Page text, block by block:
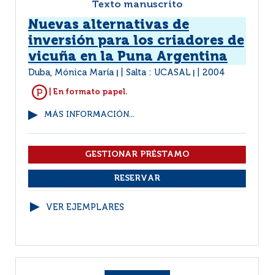
Texto manuscrito
Nuevas alternativas de
inversión para los criadores de
vicuña en la Puna Argentina
Duba, Mónica María Salta : UCASAL 2004
| En formato papel.
MÁS INFORMACIÓN...
VER EJEMPLARES